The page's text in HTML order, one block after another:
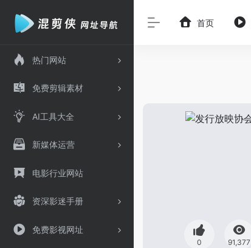
热门网站
免费剪辑素材
AI工具大全
新媒体运营
电影行业网站
资深影迷手册
免费影视网址
首页
0 91,377